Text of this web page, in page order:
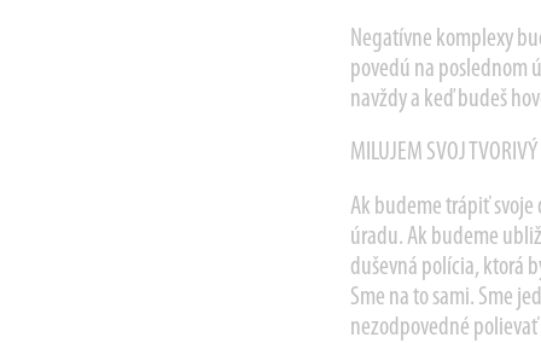
Negatívne komplexy
povedú na poslednom
navždy a keď budeš
MILUJEM SVOJ
Ak budeme trápiť svoje
úradu. Ak budeme
duševná polícia, ktorá
Sme na to sami. Sme
nezodpovedné